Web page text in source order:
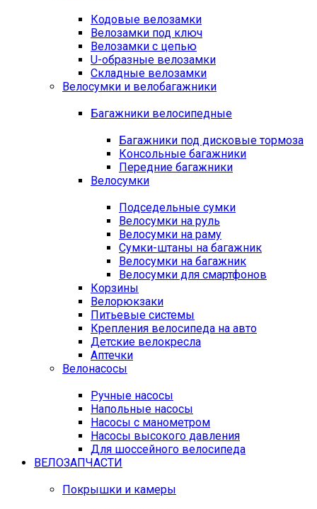
Кодовые велозамки
Велозамки под ключ
Велозамки с цепью
U-образные велозамки
Складные велозамки
Велосумки и велобагажники
Багажники велосипедные
Багажники под дисковые тормоза
Консольные багажники
Передние багажники
Велосумки
Подседельные сумки
Велосумки на руль
Велосумки на раму
Сумки-штаны на багажник
Велосумки на багажник
Велосумки для смартфонов
Корзины
Велорюкзаки
Питьевые системы
Крепления велосипеда на авто
Детские велокресла
Аптечки
Велонасосы
Ручные насосы
Напольные насосы
Насосы с манометром
Насосы высокого давления
Для шоссейного велосипеда
ВЕЛОЗАПЧАСТИ
Покрышки и камеры